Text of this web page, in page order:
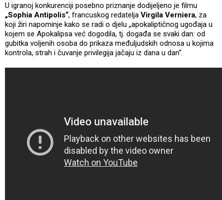
U igranoj konkurenciji posebno priznanje dodijeljeno je filmu
„Sophia Antipolis“, francuskog redatelja Virgila Verniera, za
koji žiri napominje kako se radi o djelu „apokaliptičnog ugođaja u
kojem se Apokalipsa već dogodila, tj. događa se svaki dan: od
gubitka voljenih osoba do prikaza međuljudskih odnosa u kojima
kontrola, strah i čuvanje privilegija jačaju iz dana u dan“.